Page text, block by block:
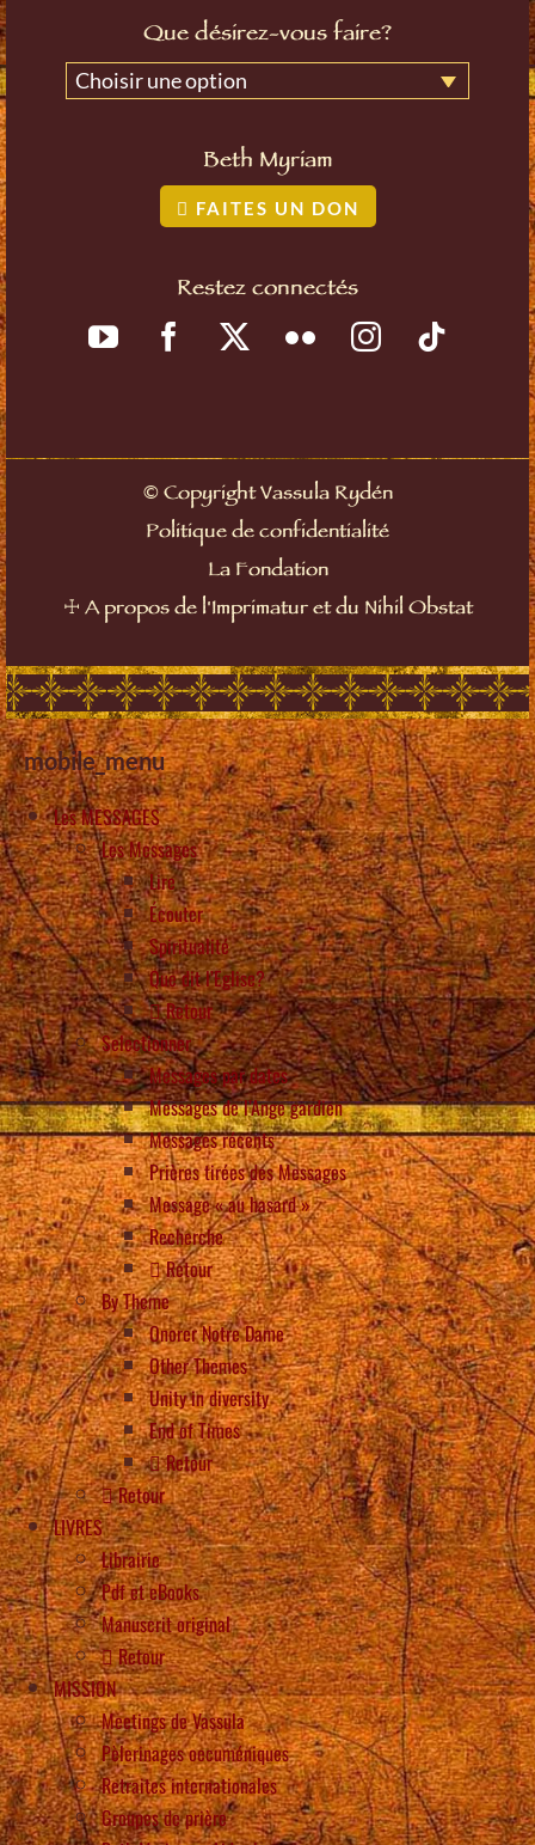
Que désirez-vous faire?
Choisir une option
Beth Myriam
FAITES UN DON
Restez connectés
©Copyright Vassula Rydén
Politique de confidentialité
La Fondation
☩ A propos de l'Imprimatur et du Nihil Obstat
mobile_menu
Les MESSAGES
Les Messages
Lire
Écouter
Spiritualité
Que dit l’Eglise?
Retour
Selectionner
Messages par dates
Messages de l’Ange gardien
Messages récents
Prières tirées des Messages
Message « au hasard »
Recherche
Retour
By Theme
Onorer Notre Dame
Other Themes
Unity in diversity
End of Times
Retour
Retour
LIVRES
Librairie
Pdf et eBooks
Manuscrit original
Retour
MISSION
Meetings de Vassula
Pèlerinages oecuméniques
Retraites internationales
Groupes de prière